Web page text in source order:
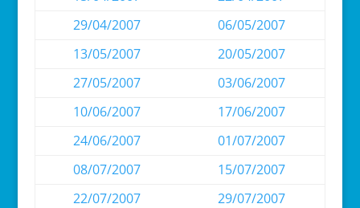
29/04/2007
06/05/2007
13/05/2007
20/05/2007
27/05/2007
03/06/2007
10/06/2007
17/06/2007
24/06/2007
01/07/2007
08/07/2007
15/07/2007
22/07/2007
29/07/2007